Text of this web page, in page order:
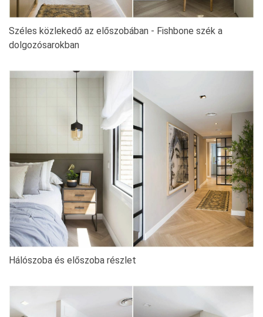
Széles közlekedő az előszobában - Fishbone szék a
dolgozósarokban
Hálószoba és előszoba részlet